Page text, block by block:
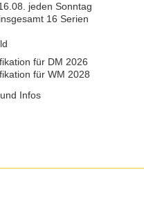
jeden Sonntag
16 Serien
für DM 2026
für WM 2028
Infos